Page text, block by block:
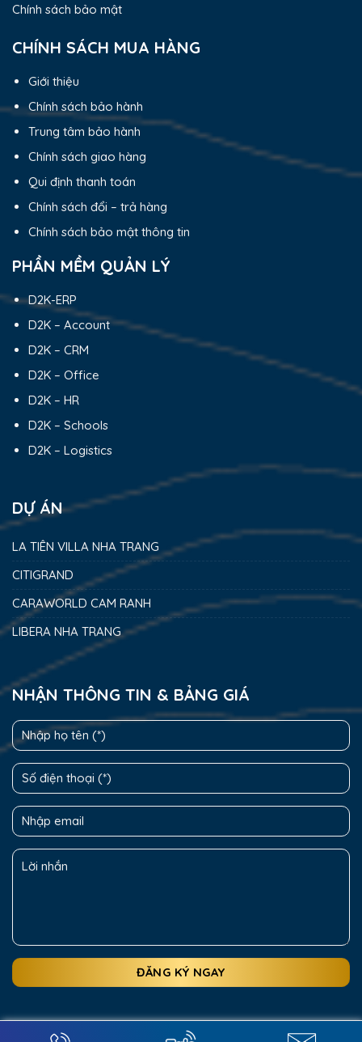
Chính sách bảo mật
CHÍNH SÁCH MUA HÀNG
Giới thiệu
Chính sách bảo hành
Trung tâm bảo hành
Chính sách giao hàng
Qui định thanh toán
Chính sách đổi – trả hàng
Chính sách bảo mật thông tin
PHẦN MỀM QUẢN LÝ
D2K-ERP
D2K – Account
D2K – CRM
D2K – Office
D2K – HR
D2K – Schools
D2K – Logistics
DỰ ÁN
LA TIÊN VILLA NHA TRANG
CITIGRAND
CARAWORLD CAM RANH
LIBERA NHA TRANG
NHẬN THÔNG TIN & BẢNG GIÁ